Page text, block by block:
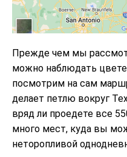
Прежде чем мы
можно наблюдать
посмотрим на сам
делает петлю вокруг
вряд ли проедете все
много мест, куда вы
неторопливой